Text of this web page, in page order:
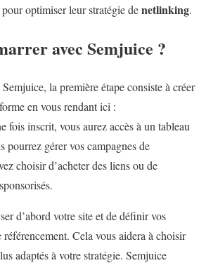
optimiser leur stratégie denetlinking.
avec Semjuice ?
la première étape consiste à créer
en vous rendant ici :
fois inscrit, vous aurez accès à un tableau
gérer vos campagnes de
choisir d’acheter des liens ou de
d’abord votre site et de définir vos
Cela vous aidera à choisir
adaptés à votre stratégie. Semjuice